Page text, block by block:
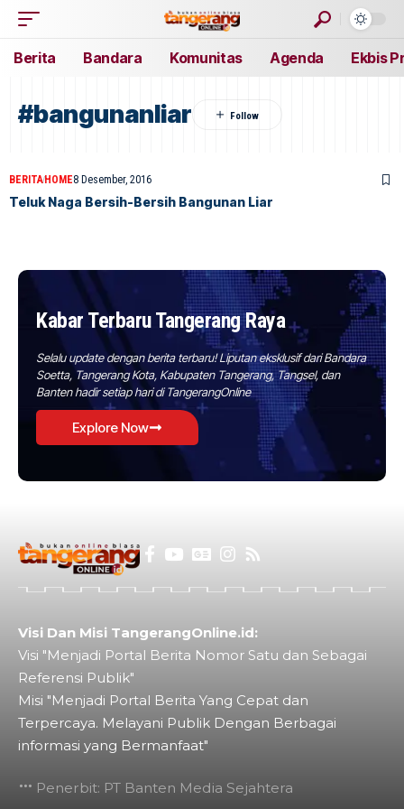
Berita Bandara Komunitas Agenda Ekbis
#bangunanliar
BERITAHOME8 Desember, 2016
Teluk Naga Bersih-Bersih Bangunan Liar
Kabar Terbaru Tangerang Raya
Selalu update dengan berita terbaru! Liputan eksklusif dari Bandara
Soetta, Tangerang Kota, Kabupaten Tangerang, Tangsel, dan
Banten hadir setiap hari di TangerangOnline
Explore Now
Visi Dan Misi TangerangOnline.id:
Visi "Menjadi Portal Berita Nomor Satu dan Sebagai
Referensi Publik"
Misi "Menjadi Portal Berita Yang Cepat dan
Terpercaya. Melayani Publik Dengan Berbagai
informasi yang Bermanfaat"
Penerbit: PT Banten Media Sejahtera